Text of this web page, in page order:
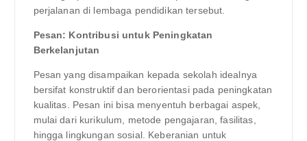
perjalanan di lembaga pendidikan tersebut.
Pesan: Kontribusi untuk Peningkatan
Berkelanjutan
Pesan yang disampaikan kepada sekolah idealnya
bersifat konstruktif dan berorientasi pada peningkatan
kualitas. Pesan ini bisa menyentuh berbagai aspek,
mulai dari kurikulum, metode pengajaran, fasilitas,
hingga lingkungan sosial. Keberanian untuk